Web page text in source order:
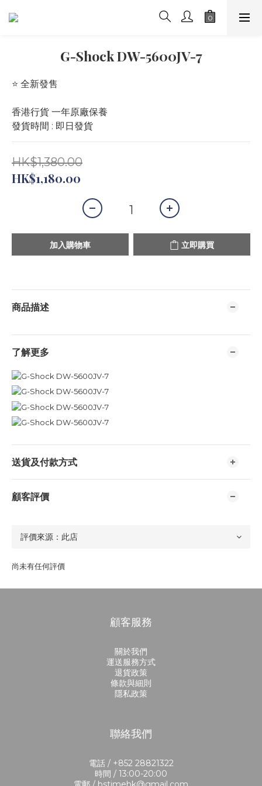
G-Shock DW-5600JV-7
⭐️ 全新發售
香港行貨 一年原廠保養
發貨時間 : 即日發貨
HK$1,380.00
HK$1,180.00
加入購物車 立即購買
商品描述
了解更多
送貨及付款方式
顧客評價
尚未有任何評價
顧客服務
關於我們
運送服務方式
退貨政策
條款與細則
隱私政策
聯絡我們
電話 / +852 28821322
時間 / 13:00-20:00